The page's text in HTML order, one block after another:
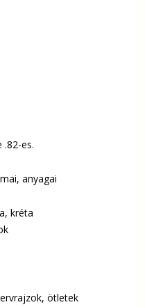
.82-es.
anyagai
kréta
ötletek